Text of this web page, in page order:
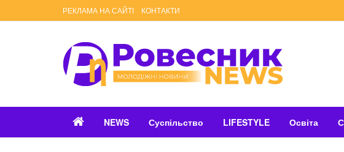
РЕКЛАМА НА САЙТІ КОНТАКТИ
NEWS Суспільство LIFESTYLE Освіта